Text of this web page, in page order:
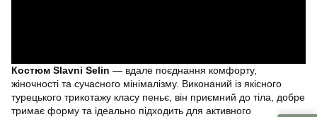
Костюм Slavni Selin — вдале поєднання комфорту,
жіночності та сучасного мінімалізму. Виконаний із якісного
турецького трикотажу класу пеньє, він приємний до тіла, добре
тримає форму та ідеально підходить для активного